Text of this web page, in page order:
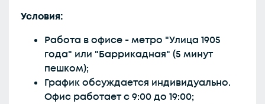
Условия:
Работа в офисе - метро "Улица 1905
года" или "Баррикадная" (5 минут
пешком);
График обсуждается индивидуально.
Офис работает с 9:00 до 19:00;